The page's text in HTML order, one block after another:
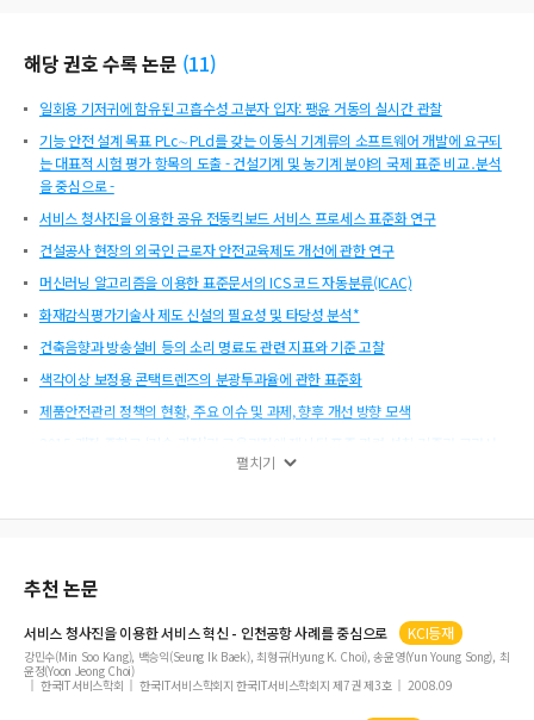
해당 권호 수록 논문 (11)
일회용 기저귀에 함유된 고흡수성 고분자 입자: 팽윤 거동의 실시간 관찰
기능 안전 설계 목표 PLc∼PLd를 갖는 이동식 기계류의 소프트웨어 개발에 요구되
는 대표적 시험 평가 항목의 도출 - 건설기계 및 농기계 분야의 국제 표준 비교․분석
을 중심으로 -
서비스 청사진을 이용한 공유 전동킥보드 서비스 프로세스 표준화 연구
건설공사 현장의 외국인 근로자 안전교육제도 개선에 관한 연구
머신러닝 알고리즘을 이용한 표준문서의 ICS 코드 자동분류(ICAC)
화재감식평가기술사 제도 신설의 필요성 및 타당성 분석*
건축음향과 방송설비 등의 소리 명료도 관련 지표와 기준 고찰
색각이상 보정용 콘택트렌즈의 분광투과율에 관한 표준화
제품안전관리 정책의 현황, 주요 이슈 및 과제, 향후 개선 방향 모색
2015 개정 중학교 ‘기술·가정’과 교육과정에 제시된 표준 관련 성취 기준과 교과서
내 표준 체험 활동 과제와의 부합도 분석
펼치기
추천 논문
서비스청사진을 이용한서비스혁신 - 인천공항 사례를 중심으로 KCI등재
강민수(Min Soo Kang), 백승익(Seung Ik Baek), 최형규(Hyung K. Choi), 송윤영(Yun Young Song), 최
윤정(Yoon Jeong Choi)
한국IT서비스학회
한국IT서비스학회지 한국IT서비스학회지 제7권 제3호 2008.09